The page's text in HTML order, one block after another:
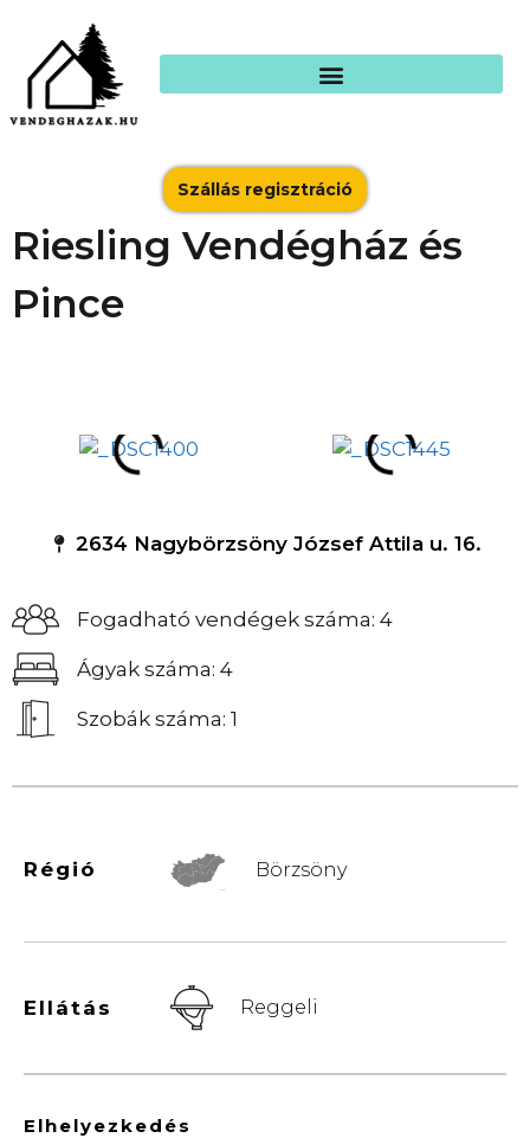
Szállás regisztráció
Riesling Vendégház és
Pince
2634 Nagybörzsöny József Attila u. 16.
Fogadható vendégek száma: 4
Ágyak száma: 4
Szobák száma: 1
Régió Börzsöny
Ellátás Reggeli
Elhelyezkedés